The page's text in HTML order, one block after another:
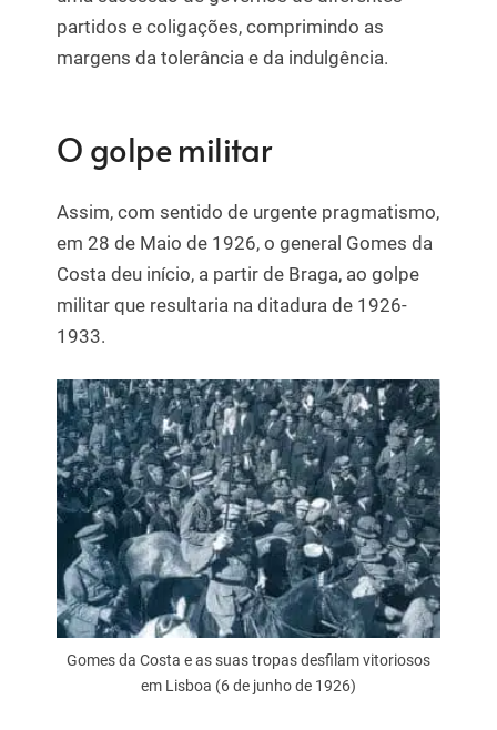
partidos e coligações, comprimindo as
margens da tolerância e da indulgência.
O golpe militar
Assim, com sentido de urgente pragmatismo,
em 28 de Maio de 1926, o general Gomes da
Costa deu início, a partir de Braga, ao golpe
militar que resultaria na ditadura de 1926-
1933.
Gomes da Costa e as suas tropas desfilam vitoriosos
em Lisboa (6 de junho de 1926)